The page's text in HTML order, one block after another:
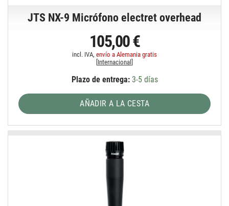
JTS NX-9 Micrófono electret overhead
105,00 €
incl. IVA,envío a Alemania gratis
Internacional
Plazo de entrega:3-5 días
AÑADIR A LA CESTA